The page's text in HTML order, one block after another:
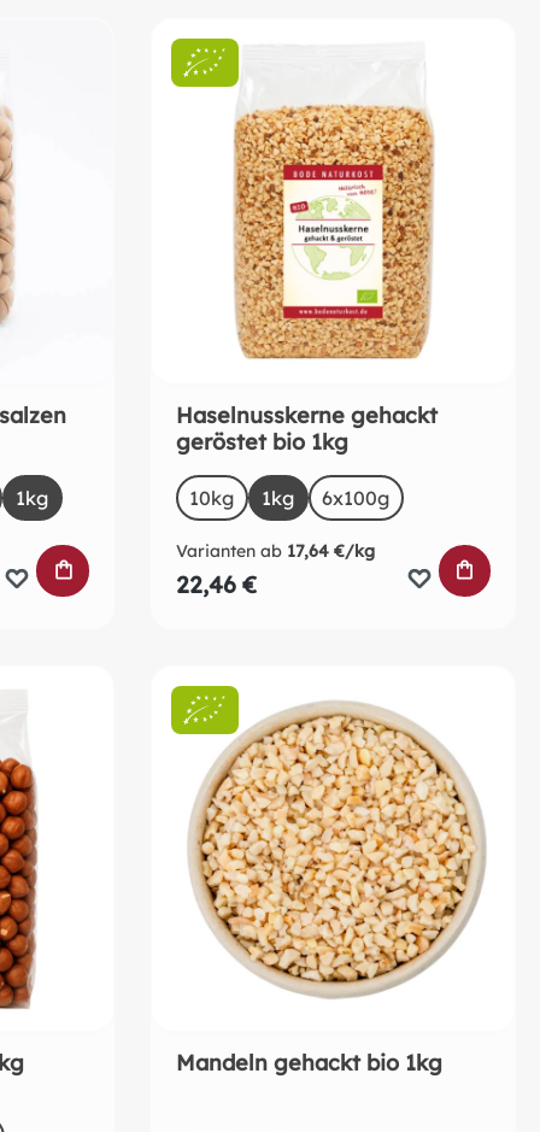
ist zurzeit nicht verfügbar.)
1kg
IN DEN WARENKORB
Haselnusskerne gehackt
geröstet bio 1kg
Sizeauswählen
10kg 1kg 6x100g
Varianten ab 17,64 €/kg
22,46 € IN DEN
Mandeln gehackt bio 1kg